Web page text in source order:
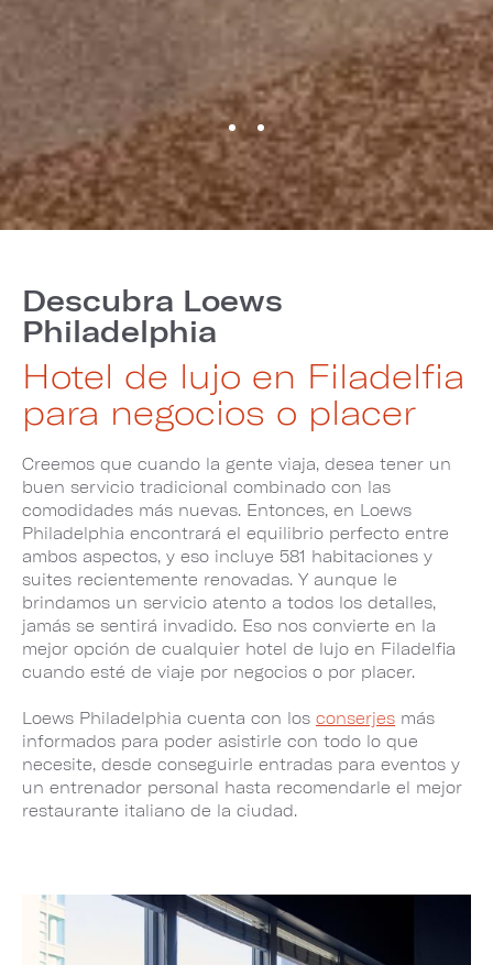
Descubra Loews
Philadelphia
Hotel de lujo en Filadelfia
para negocios o placer
Creemos que cuando la gente viaja, desea tener un
buen servicio tradicional combinado con las
comodidades más nuevas. Entonces, en Loews
Philadelphia encontrará el equilibrio perfecto entre
ambos aspectos, y eso incluye 581 habitaciones y
suites recientemente renovadas. Y aunque le
brindamos un servicio atento a todos los detalles,
jamás se sentirá invadido. Eso nos convierte en la
mejor opción de cualquier hotel de lujo en Filadelfia
cuando esté de viaje por negocios o por placer.
Loews Philadelphia cuenta con los conserjes más
informados para poder asistirle con todo lo que
necesite, desde conseguirle entradas para eventos y
un entrenador personal hasta recomendarle el mejor
restaurante italiano de la ciudad.